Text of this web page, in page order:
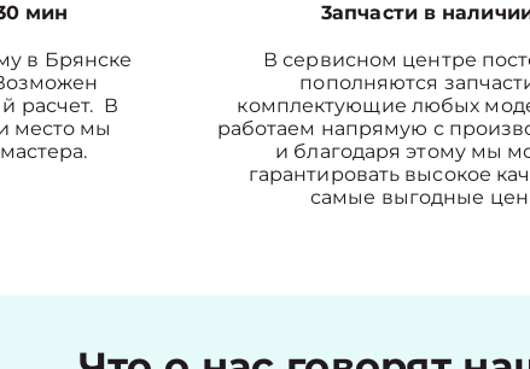
мин
в Брянске
расчет. В
место мы
3апчасти в
В сервисном центре
пополняются
комплектующие любых
работаем напрямую с
и благодаря этому мы
гарантировать высокое
самые выгодные